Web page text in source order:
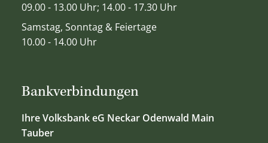
Bankverbindungen
Ihre Volksbank eG Neckar Odenwald Main
Tauber
09.00 - 13.00 Uhr; 14.00 - 17.30 Uhr
Samstag, Sonntag & Feiertage
10.00 - 14.00 Uhr